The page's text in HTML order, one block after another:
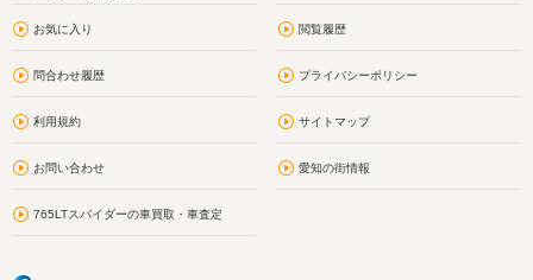
お気に入り 閲覧履歴
問合わせ履歴 プライバシーポリシー
利用規約 サイトマップ
お問い合わせ 愛知の街情報
765LTスパイダーの車買取・車査定